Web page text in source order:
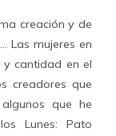
creación y de
Las mujeres en
y cantidad en el
creadores que
que he
Lunes: Pato